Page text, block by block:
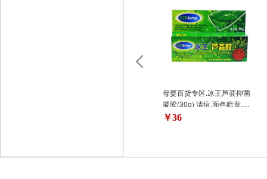
母婴百货专区.冰王芦荟抑菌
凝胶(30g) 清痘.面色暗黄.蚊
虫叮咬.活肤抗皱.皮肤粗糙
￥36